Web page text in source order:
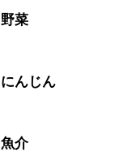
※日持ちは目安です。
野菜
にんじん
魚介